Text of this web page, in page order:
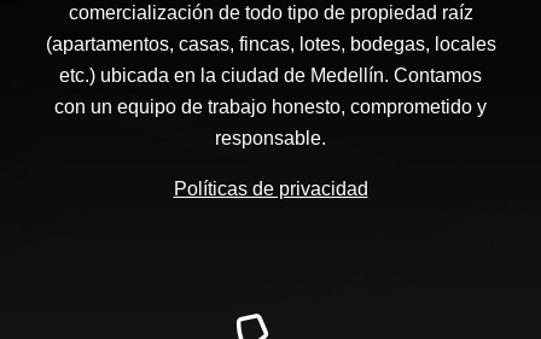
comercialización de todo tipo de propiedad raíz
(apartamentos, casas, fincas, lotes, bodegas, locales
etc.) ubicada en la ciudad de Medellín. Contamos
con un equipo de trabajo honesto, comprometido y
responsable.
Políticas de privacidad